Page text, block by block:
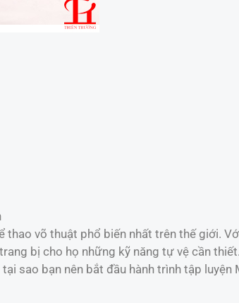
võ thuật phổ biến nhất trên thế giới.
bị cho họ những kỹ năng tự vệ cần
sao bạn nên bắt đầu hành trình tập luyện